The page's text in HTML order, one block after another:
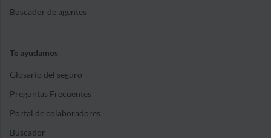
Buscador de agentes
Te ayudamos
Glosario del seguro
Preguntas Frecuentes
Portal de colaboradores
Buscador